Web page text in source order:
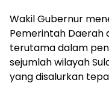
Wakil Gubernur
Pemerintah Daerah
terutama dalam
sejumlah wilayah
yang disalurkan